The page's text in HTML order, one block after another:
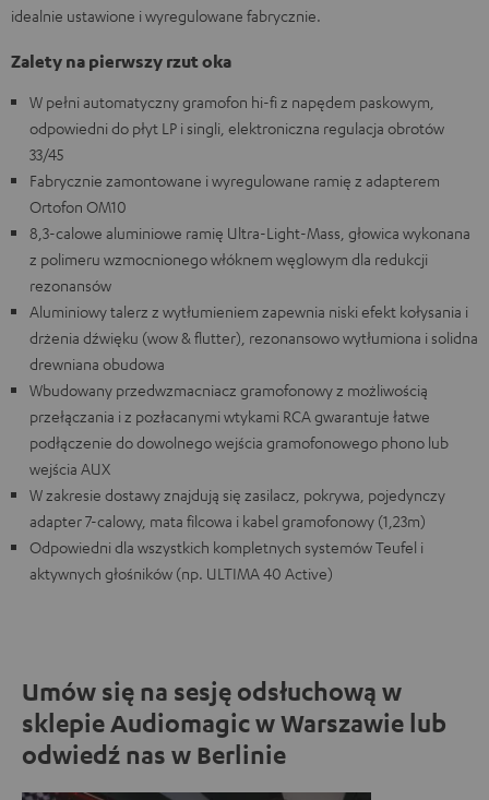
idealnie ustawione i wyregulowane fabrycznie.
Zalety na pierwszy rzut oka
W pełni automatyczny gramofon hi-fi z napędem paskowym,
odpowiedni do płyt LP i singli, elektroniczna regulacja obrotów
33/45
Fabrycznie zamontowane i wyregulowane ramię z adapterem
Ortofon OM10
8,3-calowe aluminiowe ramię Ultra-Light-Mass, głowica wykonana
z polimeru wzmocnionego włóknem węglowym dla redukcji
rezonansów
Aluminiowy talerz z wytłumieniem zapewnia niski efekt kołysania i
drżenia dźwięku (wow & flutter), rezonansowo wytłumiona i solidna
drewniana obudowa
Wbudowany przedwzmacniacz gramofonowy z możliwością
przełączania i z pozłacanymi wtykami RCA gwarantuje łatwe
podłączenie do dowolnego wejścia gramofonowego phono lub
wejścia AUX
W zakresie dostawy znajdują się zasilacz, pokrywa, pojedynczy
adapter 7-calowy, mata filcowa i kabel gramofonowy (1,23m)
Odpowiedni dla wszystkich kompletnych systemów Teufel i
aktywnych głośników (np. ULTIMA 40 Active)
Umów się na sesję odsłuchową w
sklepie Audiomagic w Warszawie lub
odwiedź nas w Berlinie